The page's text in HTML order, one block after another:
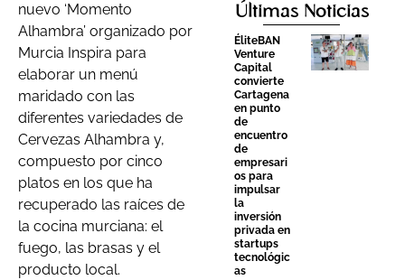
nuevo ‘Momento
Alhambra’ organizado por
Murcia Inspira para
elaborar un menú
maridado con las
diferentes variedades de
Cervezas Alhambra y,
compuesto por cinco
platos en los que ha
recuperado las raíces de
la cocina murciana: el
fuego, las brasas y el
producto local.
Últimas Noticias
ÉliteBAN
Venture
Capital
convierte
Cartagena
en punto
de
encuentro
de
empresari
os para
impulsar
la
inversión
privada en
startups
tecnológic
as